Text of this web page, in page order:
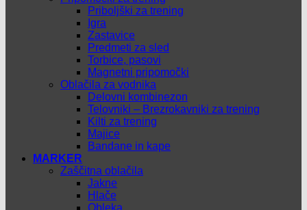
Priboljški za trening
Igra
Zastavice
Predmeti za sled
Torbice, pasovi
Magnetni pripomočki
Oblačila za vodnika
Delovni kombinezon
Telovniki – Brezrokavniki za trening
Kilti za trening
Majice
Bandane in kape
MARKER
Zaščitna oblačila
Jakne
Hlače
Obleka